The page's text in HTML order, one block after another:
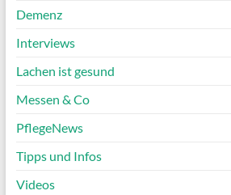
Demenz
Interviews
Lachen ist gesund
Messen & Co
PflegeNews
Tipps und Infos
Videos